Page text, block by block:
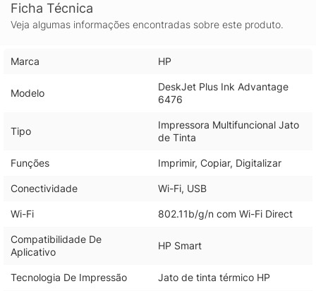
Ficha Técnica
Veja algumas informações encontradas sobre este produto.
Marca HP
Modelo
DeskJet Plus Ink Advantage
6476
Tipo
Impressora Multifuncional Jato
de Tinta
Funções Imprimir, Copiar, Digitalizar
Conectividade Wi-Fi, USB
Wi-Fi 802.11b/g/n com Wi-Fi Direct
Compatibilidade De
Aplicativo
HP Smart
Tecnologia De Impressão Jato de tinta térmico HP